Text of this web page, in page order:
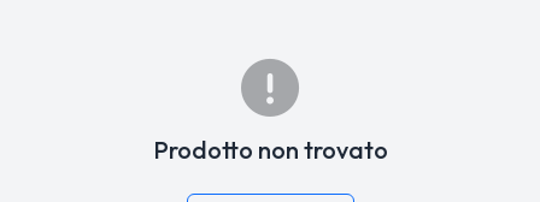
Prodotto non trovato